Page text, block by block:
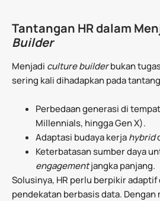
Tantangan HR dalam
Builder
Menjadi culture builderbukan
sering kali dihadapkan pada
Perbedaan generasi di
Millennials, hingga Gen X).
Adaptasi budaya kerjahybrid
Keterbatasan sumber daya
engagementjangka panjang.
Solusinya, HR perlu berpikir
pendekatan berbasis data. Dengan